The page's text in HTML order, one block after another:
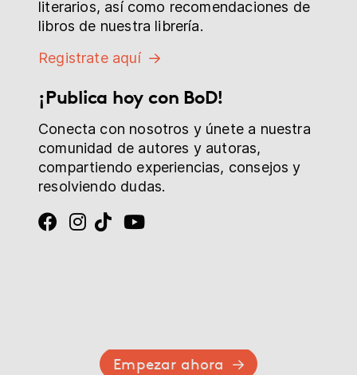
literarios, así como recomendaciones de
libros de nuestra librería.
Registrate aquí
¡Publica hoy con BoD!
Conecta con nosotros y únete a nuestra
comunidad de autores y autoras,
compartiendo experiencias, consejos y
resolviendo dudas.
Empezar ahora